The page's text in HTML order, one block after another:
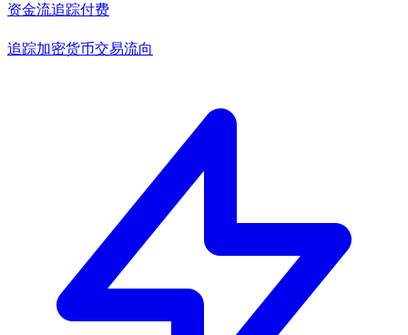
资金流追踪付费
追踪加密货币交易流向